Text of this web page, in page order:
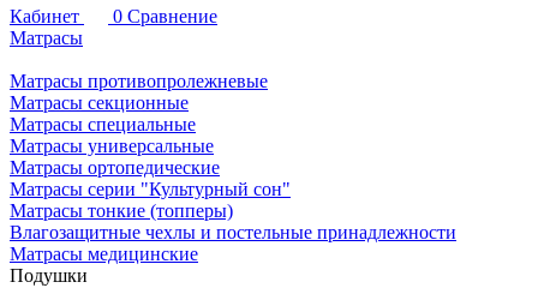
Кабинет
0 Сравнение
Матрасы
Матрасы противопролежневые
Матрасы секционные
Матрасы специальные
Матрасы универсальные
Матрасы ортопедические
Матрасы серии "Культурный сон"
Матрасы тонкие (топперы)
Влагозащитные чехлы и постельные принадлежности
Матрасы медицинские
Подушки